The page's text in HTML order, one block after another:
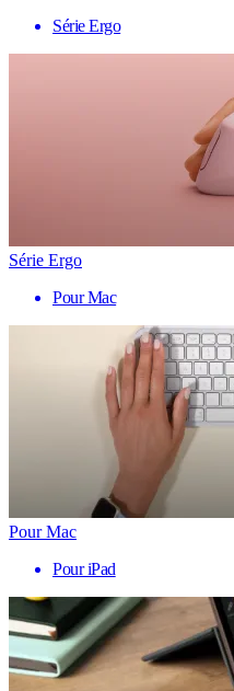
Série Ergo
Série Ergo
Pour Mac
Pour Mac
Pour iPad